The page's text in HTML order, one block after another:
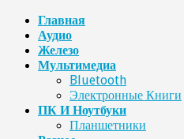
Главная
Аудио
Железо
Мультимедиа
Bluetooth
Электронные Книги
ПК И Ноутбуки
Планшетники